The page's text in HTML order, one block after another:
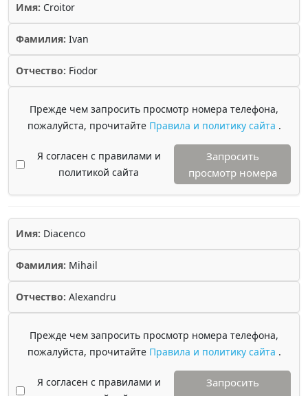
Имя: Croitor
Фамилия: Ivan
Отчество: Fiodor
Прежде чем запросить просмотр номера телефона,
пожалуйста, прочитайте Правила и политику сайта .
Я согласен с правилами и
политикой сайта
Запросить
просмотр номера
Имя: Diacenco
Фамилия: Mihail
Отчество: Alexandru
Прежде чем запросить просмотр номера телефона,
пожалуйста, прочитайте Правила и политику сайта .
Я согласен с правилами и
Запросить